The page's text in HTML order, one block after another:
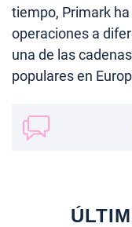
tiempo, Primark
operaciones a
una de las
populares en